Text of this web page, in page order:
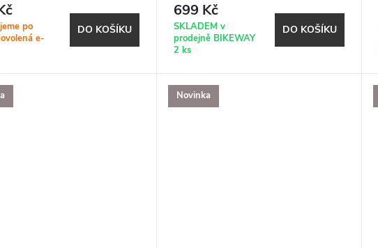
po
e-
DO KOŠÍKU
699 Kč
SKLADEM v
prodejně BIKEWAY
2 ks
DO KOŠÍKU
Novinka